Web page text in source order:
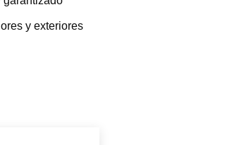
y exteriores